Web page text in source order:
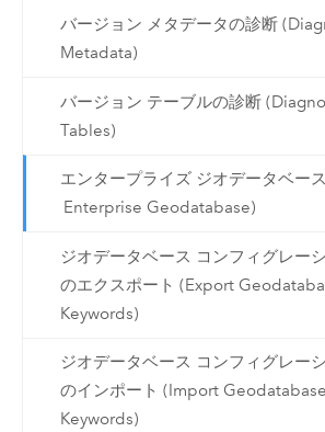
バージョン メタデータの診断
Metadata)
バージョン テーブルの診断
Tables)
エンタープライズ ジオデータベー
Enterprise Geodatabase)
ジオデータベース コンフィグレー
のエクスポート (Export
Keywords)
ジオデータベース コンフィグレー
のインポート (Import
Keywords)